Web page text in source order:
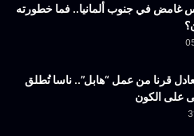
غامض في جنوب ألمانيا.. فما خطورته
قرنا من عمل “هابل”.. ناسا تُطلق
على الكون